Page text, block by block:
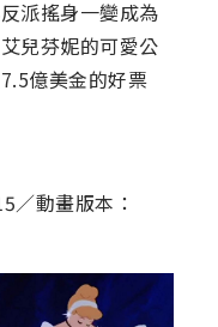
派搖身一變成為
兒芬妮的可愛公
億美金的好票
動畫版本：